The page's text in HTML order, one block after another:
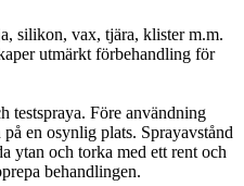
silikon, vax, tjära, klister m.m.
utmärkt förbehandling för
testspraya. Före användning
en osynlig plats. Sprayavstånd
ytan och torka med ett rent och
behandlingen.